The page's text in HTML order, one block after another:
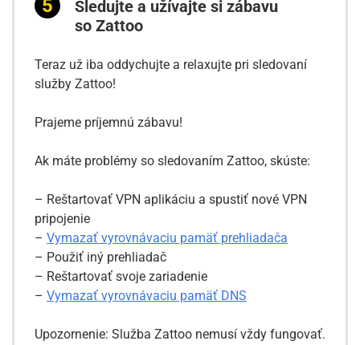
Sledujte a užívajte si zábavu
so Zattoo
Teraz už iba oddychujte a relaxujte pri sledovaní
služby Zattoo!
Prajeme príjemnú zábavu!
Ak máte problémy so sledovaním Zattoo, skúste:
– Reštartovať VPN aplikáciu a spustiť nové VPN
pripojenie
– Vymazať vyrovnávaciu pamäť prehliadača
– Použiť iný prehliadač
– Reštartovať svoje zariadenie
– Vymazať vyrovnávaciu pamäť DNS
Upozornenie: Služba Zattoo nemusí vždy fungovať.